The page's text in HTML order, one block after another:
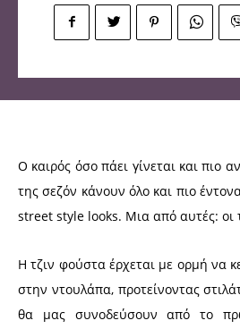
Ο καιρός όσο πάει γίνεται και πιο
της σεζόν κάνουν όλο και πιο
street style looks. Μια από αυτές: οι
Η τζιν φούστα έρχεται με ορμή να
στην ντουλάπα, προτείνοντας
θα μας συνοδεύσουν από το